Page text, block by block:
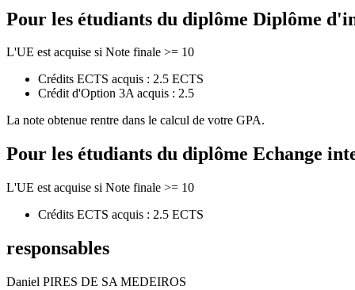
Pour les étudiants du diplôme Diplôme
L'UE est acquise si Note finale >= 10
Crédits ECTS acquis : 2.5 ECTS
Crédit d'Option 3A acquis : 2.5
La note obtenue rentre dans le calcul de votre GPA.
Pour les étudiants du diplôme Echange
L'UE est acquise si Note finale >= 10
Crédits ECTS acquis : 2.5 ECTS
responsables
Daniel PIRES DE SA MEDEIROS